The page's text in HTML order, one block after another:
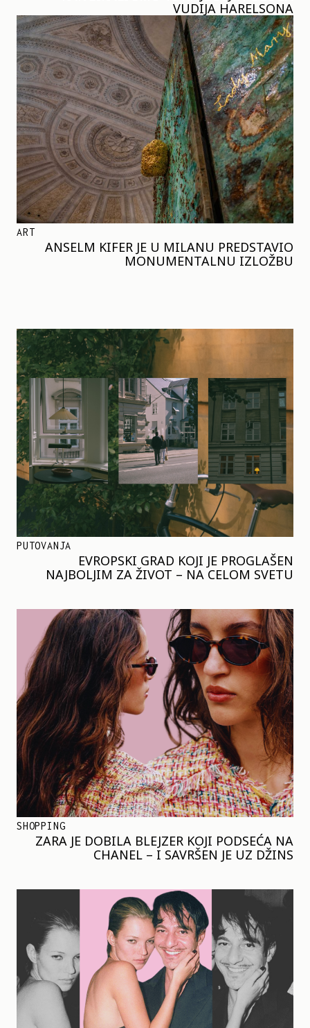
VUDIJA HARELSONA
ART
ANSELM KIFER JE U MILANU PREDSTAVIO
MONUMENTALNU IZLOŽBU
PUTOVANJA
EVROPSKI GRAD KOJI JE PROGLAŠEN
NAJBOLJIM ZA ŽIVOT – NA CELOM SVETU
SHOPPING
ZARA JE DOBILA BLEJZER KOJI PODSEĆA NA
CHANEL – I SAVRŠEN JE UZ DŽINS